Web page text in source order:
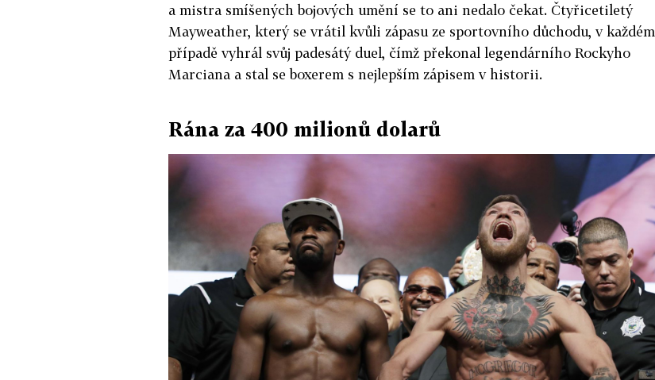
a mistra smíšených bojových umění se to ani nedalo čekat. Čtyřicetiletý
Mayweather, který se vrátil kvůli zápasu ze sportovního důchodu, v každém
případě vyhrál svůj padesátý duel, čímž překonal legendárního Rockyho
Marciana a stal se boxerem s nejlepším zápisem v historii.
Rána za 400 milionů dolarů